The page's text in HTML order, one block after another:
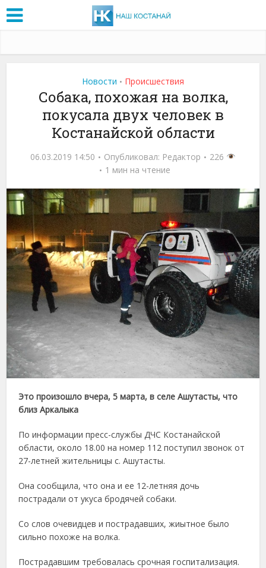
Новости • Проиcшествия
Собака, похожая на волка,
покусала двух человек в
Костанайской области
06.03.2019 14:50 Опубликовал: Редактор
226
1 мин на чтение
Это произошло вчера, 5 марта, в селе Ашутасты, что
близ Аркалыка
По информации пресс-службы ДЧС Костанайской
области, около 18.00 на номер 112 поступил звонок от
27-летней жительницы с. Ашутасты.
Она сообщила, что она и ее 12-летняя дочь
пострадали от укуса бродячей собаки.
Со слов очевидцев и пострадавших, жиытное было
сильно похоже на волка.
Пострадавшим требовалась срочная госпитализация.